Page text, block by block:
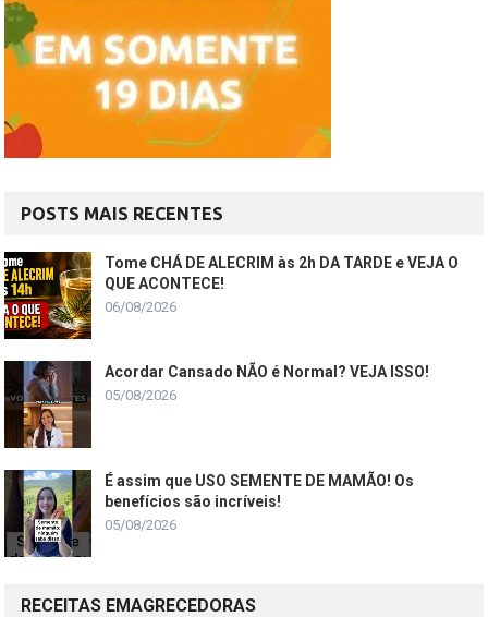
POSTS MAIS RECENTES
Tome CHÁ DE ALECRIM às 2h DA TARDE e VEJA O
QUE ACONTECE!
06/08/2026
Acordar Cansado NÃO é Normal? VEJA ISSO!
05/08/2026
É assim que USO SEMENTE DE MAMÃO! Os
benefícios são incríveis!
05/08/2026
RECEITAS EMAGRECEDORAS